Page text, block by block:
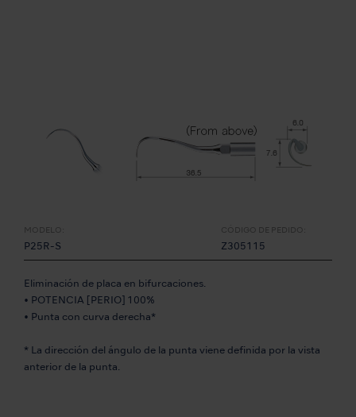
MODELO:
P25R-S
CÓDIGO DE PEDIDO:
Z305115
Eliminación de placa en bifurcaciones.
• POTENCIA [PERIO] 100%
• Punta con curva derecha*
* La dirección del ángulo de la punta viene definida por la vista
anterior de la punta.